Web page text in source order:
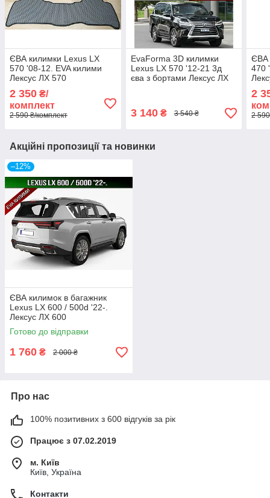
ЄВА килимки Lexus LX
570 '08-12. EVA килими
Лексус ЛХ 570
2 350 ₴/
комплект
2 590 ₴/комплект
EvaForma 3D килимки
Lexus LX 570 '12-21 3д
єва з бортами Лексус ЛХ
3 140₴ 3 540 ₴
ЄВА
470
2
2
Акційні пропозиції та новинки
–12%
ЄВА килимок в багажник
Lexus LX 600 / 500d '22-.
Лексус ЛХ 600
Готово до відправки
1 760 ₴ 2 000 ₴
Про нас
100% позитивних з 600 відгуків за рік
Працює з 07.02.2019
м. Київ
Київ, Україна
Контакти